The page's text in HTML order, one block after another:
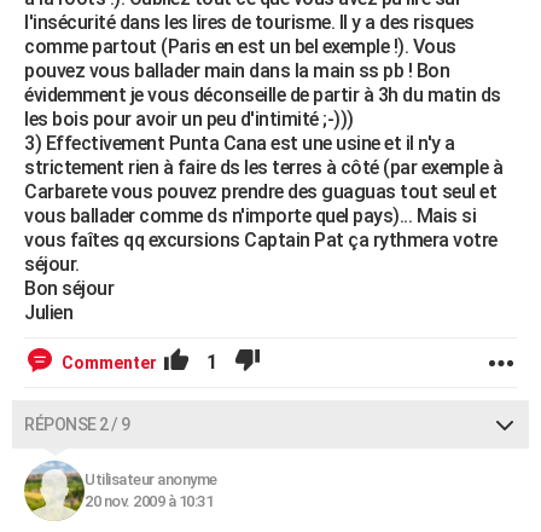
l'insécurité dans les lires de tourisme. Il y a des risques
comme partout (Paris en est un bel exemple !). Vous
pouvez vous ballader main dans la main ss pb ! Bon
évidemment je vous déconseille de partir à 3h du matin ds
les bois pour avoir un peu d'intimité ;-)))
3) Effectivement Punta Cana est une usine et il n'y a
strictement rien à faire ds les terres à côté (par exemple à
Carbarete vous pouvez prendre des guaguas tout seul et
vous ballader comme ds n'importe quel pays)... Mais si
vous faîtes qq excursions Captain Pat ça rythmera votre
séjour.
Bon séjour
Julien
Commenter 1
RÉPONSE 2 / 9
Utilisateur anonyme
20 nov. 2009 à 10:31